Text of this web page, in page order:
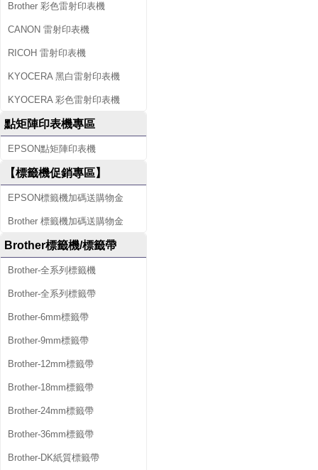
Brother 彩色雷射印表機
CANON 雷射印表機
RICOH 雷射印表機
KYOCERA 黑白雷射印表機
KYOCERA 彩色雷射印表機
點矩陣印表機專區
EPSON點矩陣印表機
【標籤機促銷專區】
EPSON標籤機加碼送購物金
Brother 標籤機加碼送購物金
Brother標籤機/標籤帶
Brother-全系列標籤機
Brother-全系列標籤帶
Brother-6mm標籤帶
Brother-9mm標籤帶
Brother-12mm標籤帶
Brother-18mm標籤帶
Brother-24mm標籤帶
Brother-36mm標籤帶
Brother-DK紙質標籤帶